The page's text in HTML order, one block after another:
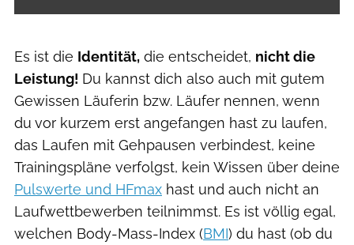
Es ist die Identität, die entscheidet, nicht die
Leistung! Du kannst dich also auch mit gutem
Gewissen Läuferin bzw. Läufer nennen, wenn
du vor kurzem erst angefangen hast zu laufen,
das Laufen mit Gehpausen verbindest, keine
Trainingspläne verfolgst, kein Wissen über deine
Pulswerte und HFmax hast und auch nicht an
Laufwettbewerben teilnimmst. Es ist völlig egal,
welchen Body-Mass-Index (BMI) du hast (ob du